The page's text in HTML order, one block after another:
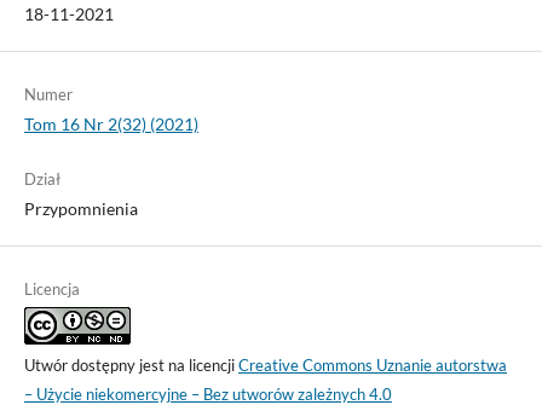
18-11-2021
Numer
Tom 16 Nr 2(32) (2021)
Dział
Przypomnienia
Licencja
Utwór dostępny jest na licencjiCreative Commons Uznanie autorstwa
– Użycie niekomercyjne – Bez utworów zależnych 4.0